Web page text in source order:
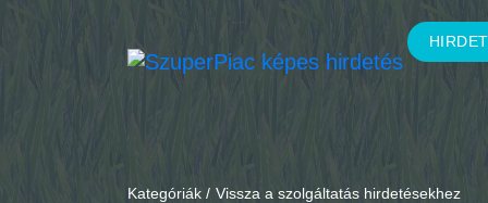
Kategóriák / Vissza a szolgáltatás hirdetésekhez